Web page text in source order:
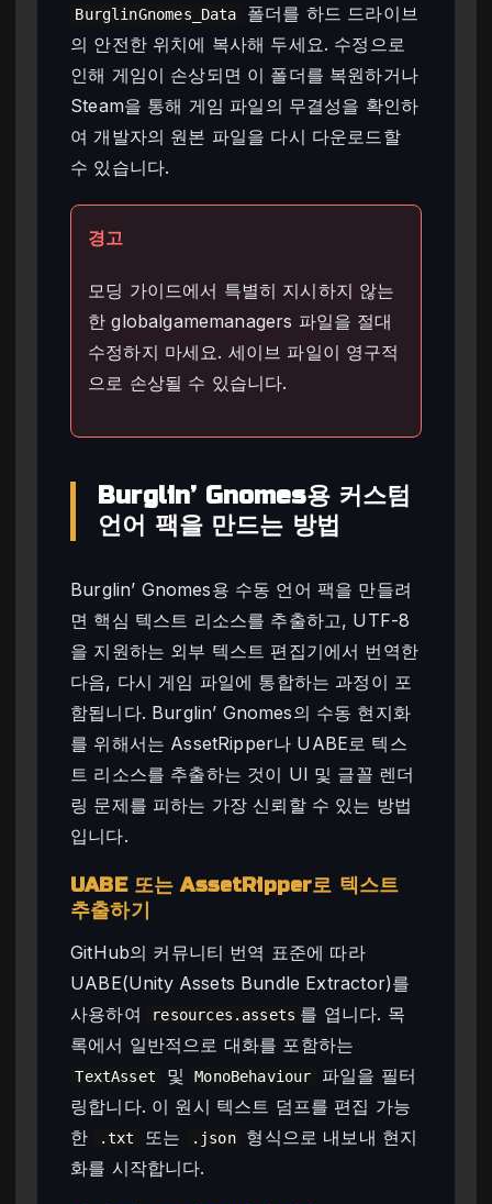
BurglinGnomes_Data
폴더를 하드 드라이브
의 안전한 위치에 복사해 두세요. 수정으로
인해 게임이 손상되면 이 폴더를 복원하거나
Steam을 통해 게임 파일의 무결성을 확인하
여 개발자의 원본 파일을 다시 다운로드할
수 있습니다.
경고
모딩 가이드에서 특별히 지시하지 않는
한 globalgamemanagers 파일을 절대
수정하지 마세요. 세이브 파일이 영구적
으로 손상될 수 있습니다.
Burglin’ Gnomes용 커스텀
언어 팩을 만드는 방법
Burglin’ Gnomes용 수동 언어 팩을 만들려
면 핵심 텍스트 리소스를 추출하고, UTF-8
을 지원하는 외부 텍스트 편집기에서 번역한
다음, 다시 게임 파일에 통합하는 과정이 포
함됩니다. Burglin’ Gnomes의 수동 현지화
를 위해서는 AssetRipper나 UABE로 텍스
트 리소스를 추출하는 것이 UI 및 글꼴 렌더
링 문제를 피하는 가장 신뢰할 수 있는 방법
입니다.
UABE 또는 AssetRipper로 텍스트
추출하기
GitHub의 커뮤니티 번역 표준에 따라
UABE(Unity Assets Bundle Extractor)를
사용하여
resources.assets 를 엽니다. 목
록에서 일반적으로 대화를 포함하는
TextAsset 및 MonoBehaviour
파일을 필터
링합니다. 이 원시 텍스트 덤프를 편집 가능
한
.txt 또는 .json
형식으로 내보내 현지
화를 시작합니다.